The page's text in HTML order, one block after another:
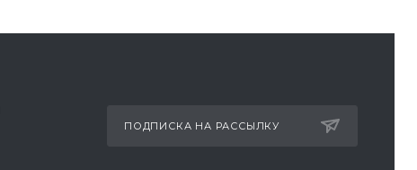
ПОДПИСКА НА РАССЫЛКУ